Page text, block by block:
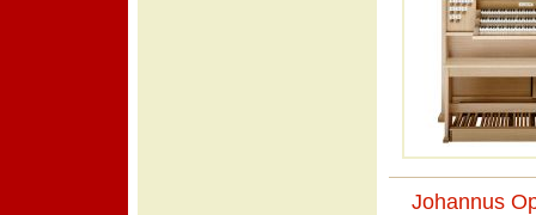
Johannus